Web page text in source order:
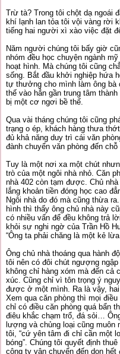
Trừ tà? Trong tôi chột dạ ngoái
khí lạnh lan tỏa tôi vội vàng rời
tiếng hai người xì xào việc đặt
Năm người chúng tôi bấy giờ
nhóm đều học chuyện ngành
hoạt hình. Mà chúng tôi cũng
sống. Bắt đầu khởi nghiệp hứa
tự thưởng cho mình làm ông bà
thế vào hẳn gần trung tâm
bị một cơ ngơi bề thế.
Qua vài tháng chúng tôi cũng
trạng o ép, khách hàng thưa
đủ khả năng duy trì cái văn
đành chuyển văn phòng đến
Tuy là một nơi xa một chút
trò của một ngôi nhà nhỏ. Căn
nhà 402 còn tạm được. Chủ
lắng khoản tiền đóng học cao
Ngôi nhà do đó mà cũng thừa
hình thì thấy ông chủ nhà này
có nhiều vấn để đều không trả
khỏi sự nghi ngờ của Trần Hồ
“Ông ta phải chăng là một kẻ lừa
Ông chủ nhà thoáng qua hành
tôi nên có đôi chút ngượng
không chỉ hàng xóm mà đến cả
xúc. Cũng chỉ vì tôn trọng ý
được ở một mình. Ra là vậy,
Xem qua căn phòng thì mọi
chỉ có điều căn phòng quá bẩn
điêu khắc chạm trổ, đá sỏi…
lượng và chủng loại cũng muôn
tôi, “cứ yên tâm đi chỉ cần một
bóng”. Chúng tôi quyết định
công ty vận chuyển đến dọn